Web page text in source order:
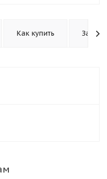
Как купить